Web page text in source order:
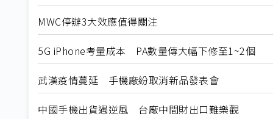
MWC停辦3大效應值得關注
5G iPhone考量成本 PA數量傳大幅下修至1~2個
武漢疫情蔓延 手機廠紛取消新品發表會
中國手機出貨遇逆風 台廠中間財出口難樂觀